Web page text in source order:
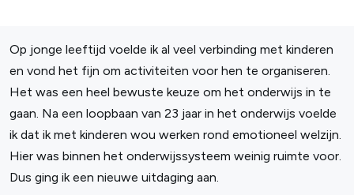
Op jonge leeftijd voelde ik al veel verbinding met kinderen
en vond het fijn om activiteiten voor hen te organiseren.
Het was een heel bewuste keuze om het onderwijs in te
gaan. Na een loopbaan van 23 jaar in het onderwijs voelde
ik dat ik met kinderen wou werken rond emotioneel welzijn.
Hier was binnen het onderwijssysteem weinig ruimte voor.
Dus ging ik een nieuwe uitdaging aan.